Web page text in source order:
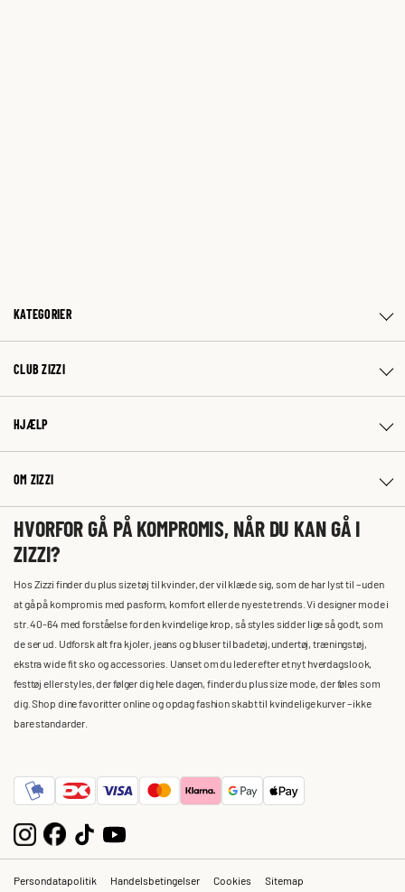
KATEGORIER
CLUB ZIZZI
HJÆLP
OM ZIZZI
HVORFOR GÅ PÅ KOMPROMIS, NÅR DU KAN GÅ I
ZIZZI?
Hos Zizzi finder du plus size tøj til kvinder, der vil klæde sig, som de har lyst til – uden
at gå på kompromis med pasform, komfort eller de nyeste trends. Vi designer mode i
str. 40-64 med forståelse for den kvindelige krop, så styles sidder lige så godt, som
de ser ud. Udforsk alt fra kjoler, jeans og bluser til badetøj, undertøj, træningstøj,
ekstra wide fit sko og accessories. Uanset om du leder efter et nyt hverdagslook,
festtøj eller styles, der følger dig hele dagen, finder du plus size mode, der føles som
dig. Shop dine favoritter online og opdag fashion skabt til kvindelige kurver – ikke
bare standarder.
Persondatapolitik Handelsbetingelser Cookies Sitemap